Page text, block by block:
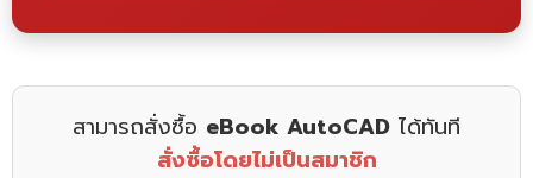
สามารถสั่งซื้อ eBook AutoCAD ได้ทันที
สั่งซื้อโดยไม่เป็นสมาชิก